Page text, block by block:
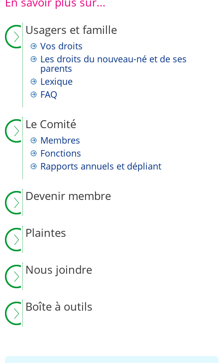
Usagers et famille
Vos droits
Les droits du nouveau-né et de ses
parents
Lexique
FAQ
Le Comité
Membres
Fonctions
Rapports annuels et dépliant
Devenir membre
Plaintes
Nous joindre
Boîte à outils